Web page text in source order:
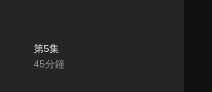
第5集
45分鐘